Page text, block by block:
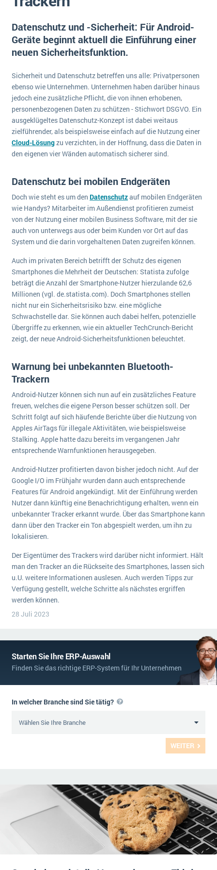
Vergleich
Auswahl
Schulung
Auswertung
Service und Wartung
E-commerce
Einzelhandel
Finanzen
Grosshandel
Handwerk
Health Care
IKT
Installation
Landwirtschaft
Medien
Lebensmittelindustrie
Logistik
Produktion
Services
Textil und Mode
Vermietung
Versorgung
Die 4 Komponenten eines CRM-Systems
5 Funktionen einer ERP-Software für Konzerne
Was ist Data Mining? - Ein Leitfaden für Unternehmen
Mehr über ERP-Software
ERP Wissenszentrum
Ein WMS implementieren: Das sind die 6
wichtigsten Punkte, die es zu beachten gilt
Service Level Agreements (SLA) und ERP: Was muss man wissen?
ERP-Software für Abfallentsorger
Digitale Arbeitsaufträge in Ihrem ERP- oder FSM-System: clever und effizient
MEHR ÜBER ERP-SOFTWARE
ERP News
SAP übernimmt Reltio für eine bessere
Datenintegration
Die „SaaSpocalypse“: Was ist das und was bedeutet es für die Zukunft von Unternehmenssoftware?
ERP-Trends in der Produktion
NACHRICHTENARCHIV
Über uns
DSGVO/GDPR
Kontakt
Datenschutz und -Sicherheit: Für Android-
Geräte beginnt aktuell die Einführung einer
neuen Sicherheitsfunktion.
Sicherheit und Datenschutz betreffen uns alle: Privatpersonen
ebenso wie Unternehmen. Unternehmen haben darüber hinaus
jedoch eine zusätzliche Pflicht, die von ihnen erhobenen,
personenbezogenen Daten zu schützen - Stichwort DSGVO. Ein
ausgeklügeltes Datenschutz-Konzept ist dabei weitaus
zielführender, als beispielsweise einfach auf die Nutzung einer
Cloud-Lösungzu verzichten, in der Hoffnung, dass die Daten in
den eigenen vier Wänden automatisch sicherer sind.
Datenschutz bei mobilen Endgeräten
Doch wie steht es um den Datenschutzauf mobilen Endgeräten
wie Handys? Mitarbeiter im Außendienst profitieren zumeist
von der Nutzung einer mobilen Business Software, mit der sie
auch von unterwegs aus oder beim Kunden vor Ort auf das
System und die darin vorgehaltenen Daten zugreifen können.
Auch im privaten Bereich betrifft der Schutz des eigenen
Smartphones die Mehrheit der Deutschen: Statista zufolge
beträgt die Anzahl der Smartphone-Nutzer hierzulande 62,6
Millionen (vgl. de.statista.com). Doch Smartphones stellen
nicht nur ein Sicherheitsrisiko bzw. eine mögliche
Schwachstelle dar. Sie können auch dabei helfen, potenzielle
Übergriffe zu erkennen, wie ein aktueller TechCrunch-Bericht
zeigt, der neue Android-Sicherheitsfunktionen beleuchtet.
Warnung bei unbekannten Bluetooth-
Trackern
Android-Nutzer können sich nun auf ein zusätzliches Feature
freuen, welches die eigene Person besser schützen soll. Der
Schritt folgt auf sich häufende Berichte über die Nutzung von
Apples AirTags für illegale Aktivitäten, wie beispielsweise
Stalking. Apple hatte dazu bereits im vergangenen Jahr
entsprechende Warnfunktionen herausgegeben.
Android-Nutzer profitierten davon bisher jedoch nicht. Auf der
Google I/O im Frühjahr wurden dann auch entsprechende
Features für Android angekündigt. Mit der Einführung werden
Nutzer dann künftig eine Benachrichtigung erhalten, wenn ein
unbekannter Tracker erkannt wurde. Über das Smartphone kann
dann über den Tracker ein Ton abgespielt werden, um ihn zu
lokalisieren.
Der Eigentümer des Trackers wird darüber nicht informiert. Hält
man den Tracker an die Rückseite des Smartphones, lassen sich
u.U. weitere Informationen auslesen. Auch werden Tipps zur
Verfügung gestellt, welche Schritte als nächstes ergriffen
werden können.
28 Juli 2023
Starten Sie Ihre ERP-Auswahl
Finden Sie das richtige ERP-System für Ihr Unternehmen
WEITER
In welcher Branche sind Sie tätig?